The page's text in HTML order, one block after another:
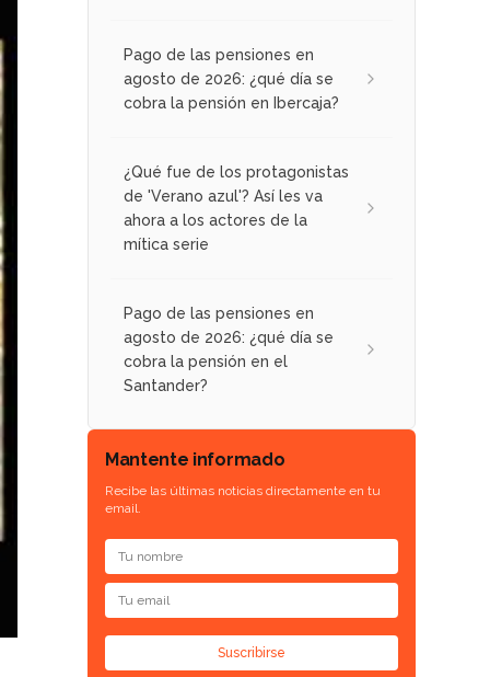
Pago de las pensiones en
agosto de 2026: ¿qué día se
cobra la pensión en Ibercaja?
¿Qué fue de los protagonistas
de 'Verano azul'? Así les va
ahora a los actores de la
mítica serie
Pago de las pensiones en
agosto de 2026: ¿qué día se
cobra la pensión en el
Santander?
Mantente informado
Recibe las últimas noticias directamente en tu
email.
Suscribirse